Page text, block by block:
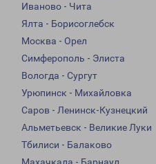
Иваново - Чита
Ялта - Борисоглебск
Москва - Орел
Симферополь - Элиста
Вологда - Сургут
Урюпинск - Михайловка
Саров - Ленинск-Кузнецкий
Альметьевск - Великие Луки
Тбилиси - Балаково